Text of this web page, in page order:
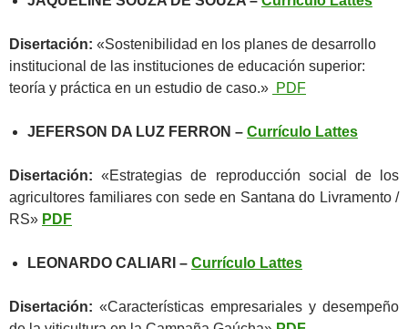
Disertación: «Sostenibilidad en los planes de desarrollo
institucional de las instituciones de educación superior:
teoría y práctica en un estudio de caso.» PDF
JEFERSON DA LUZ FERRON – Currículo Lattes
Disertación: «Estrategias de reproducción social de los
agricultores familiares con sede en Santana do Livramento /
RS» PDF
LEONARDO CALIARI – Currículo Lattes
Disertación: «Características empresariales y desempeño